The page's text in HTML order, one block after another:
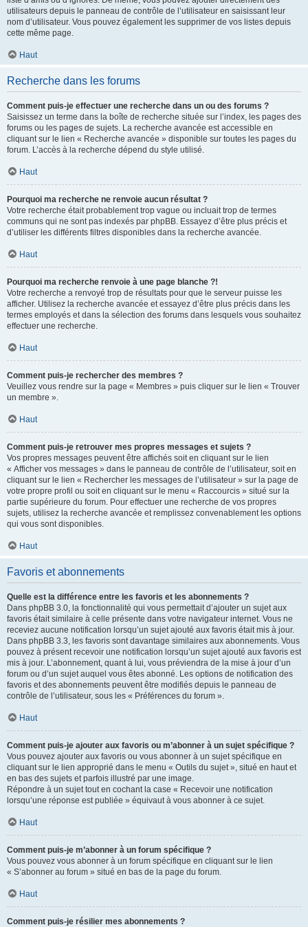
utilisateurs depuis le panneau de contrôle de l’utilisateur en saisissant leur
nom d’utilisateur. Vous pouvez également les supprimer de vos listes depuis
cette même page.
Haut
Recherche dans les forums
Comment puis-je effectuer une recherche dans un ou des forums ?
Saisissez un terme dans la boîte de recherche située sur l’index, les pages des
forums ou les pages de sujets. La recherche avancée est accessible en
cliquant sur le lien « Recherche avancée » disponible sur toutes les pages du
forum. L’accès à la recherche dépend du style utilisé.
Haut
Pourquoi ma recherche ne renvoie aucun résultat ?
Votre recherche était probablement trop vague ou incluait trop de termes
communs qui ne sont pas indexés par phpBB. Essayez d’être plus précis et
d’utiliser les différents filtres disponibles dans la recherche avancée.
Haut
Pourquoi ma recherche renvoie à une page blanche ?!
Votre recherche a renvoyé trop de résultats pour que le serveur puisse les
afficher. Utilisez la recherche avancée et essayez d’être plus précis dans les
termes employés et dans la sélection des forums dans lesquels vous souhaitez
effectuer une recherche.
Haut
Comment puis-je rechercher des membres ?
Veuillez vous rendre sur la page « Membres » puis cliquer sur le lien « Trouver
un membre ».
Haut
Comment puis-je retrouver mes propres messages et sujets ?
Vos propres messages peuvent être affichés soit en cliquant sur le lien
« Afficher vos messages » dans le panneau de contrôle de l’utilisateur, soit en
cliquant sur le lien « Rechercher les messages de l’utilisateur » sur la page de
votre propre profil ou soit en cliquant sur le menu « Raccourcis » situé sur la
partie supérieure du forum. Pour effectuer une recherche de vos propres
sujets, utilisez la recherche avancée et remplissez convenablement les options
qui vous sont disponibles.
Haut
Favoris et abonnements
Quelle est la différence entre les favoris et les abonnements ?
Dans phpBB 3.0, la fonctionnalité qui vous permettait d’ajouter un sujet aux
favoris était similaire à celle présente dans votre navigateur internet. Vous ne
receviez aucune notification lorsqu’un sujet ajouté aux favoris était mis à jour.
Dans phpBB 3.3, les favoris sont davantage similaires aux abonnements. Vous
pouvez à présent recevoir une notification lorsqu’un sujet ajouté aux favoris est
mis à jour. L’abonnement, quant à lui, vous préviendra de la mise à jour d’un
forum ou d’un sujet auquel vous êtes abonné. Les options de notification des
favoris et des abonnements peuvent être modifiés depuis le panneau de
contrôle de l’utilisateur, sous les « Préférences du forum ».
Haut
Comment puis-je ajouter aux favoris ou m’abonner à un sujet spécifique ?
Vous pouvez ajouter aux favoris ou vous abonner à un sujet spécifique en
cliquant sur le lien approprié dans le menu « Outils du sujet », situé en haut et
en bas des sujets et parfois illustré par une image.
Répondre à un sujet tout en cochant la case « Recevoir une notification
lorsqu’une réponse est publiée » équivaut à vous abonner à ce sujet.
Haut
Comment puis-je m’abonner à un forum spécifique ?
Vous pouvez vous abonner à un forum spécifique en cliquant sur le lien
« S’abonner au forum » situé en bas de la page du forum.
Haut
Comment puis-je résilier mes abonnements ?